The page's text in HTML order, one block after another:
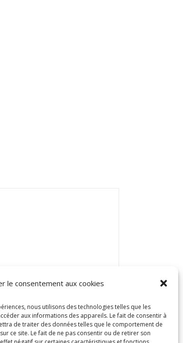
le consentement aux cookies
nous utilisons des technologies telles que les
aux informations des appareils. Le fait de consentir à
de traiter des données telles que le comportement de
ce site. Le fait de ne pas consentir ou de retirer son